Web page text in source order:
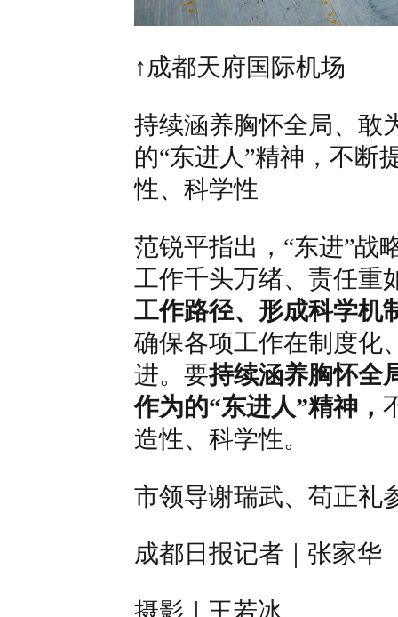
↑成都天府国际机场
持续涵养胸怀全局、敢
的“东进人 ”精神，不断
性、科学性
范锐平指出，“东进”战
工作千头万绪、责任重
工作路径、形成科学机
确保各项工作在制度化
进。要持续涵养胸怀全
作为的“东进人”精神，
造性、科学性。
市领导谢瑞武、苟正礼
成都日报记者｜张家华
摄影｜王若冰